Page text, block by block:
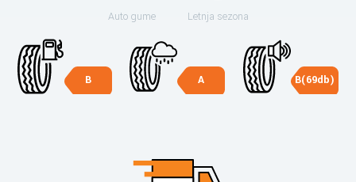
Auto gume Letnja sezona
B A B(69db)